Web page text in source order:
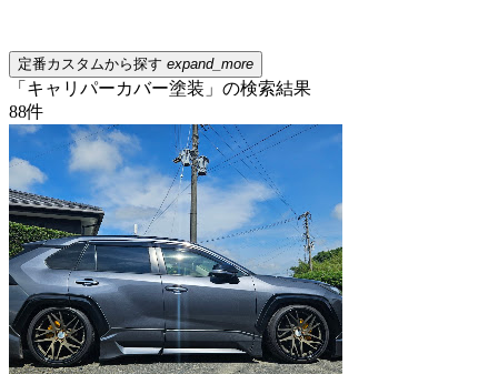
定番カスタムから探す expand_more
「キャリパーカバー塗装」の検索結果
88件